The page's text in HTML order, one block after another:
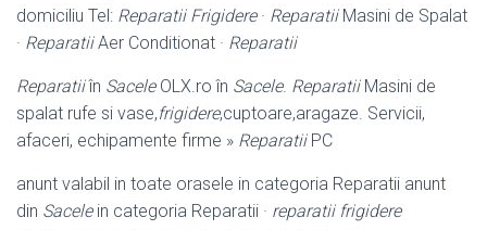
domiciliu Tel: Reparatii Frigidere· ReparatiiMasini de Spalat
· ReparatiiAer Conditionat · Reparatii
Reparatiiîn SaceleOLX.ro în Sacele. ReparatiiMasini de
spalat rufe si vase,frigidere,cuptoare,aragaze. Servicii,
afaceri, echipamente firme » ReparatiiPC
anunt valabil in toate orasele in categoria Reparatii anunt
din Sacelein categoria Reparatii · reparatii frigidere